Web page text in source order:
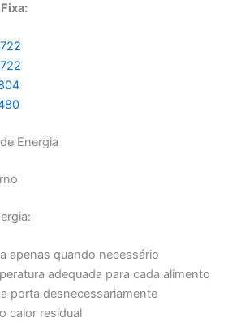
Energia
apenas quando necessário
adequada para cada alimento
porta desnecessariamente
calor residual